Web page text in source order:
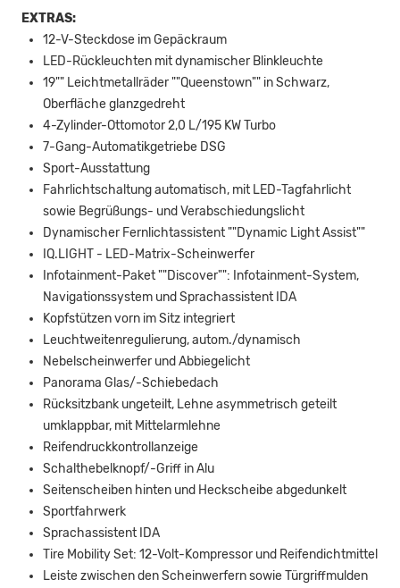
EXTRAS:
12-V-Steckdose im Gepäckraum
LED-Rückleuchten mit dynamischer Blinkleuchte
19"" Leichtmetallräder ""Queenstown"" in Schwarz,
Oberfläche glanzgedreht
4-Zylinder-Ottomotor 2,0 L/195 KW Turbo
7-Gang-Automatikgetriebe DSG
Sport-Ausstattung
Fahrlichtschaltung automatisch, mit LED-Tagfahrlicht
sowie Begrüßungs- und Verabschiedungslicht
Dynamischer Fernlichtassistent ""Dynamic Light Assist""
IQ.LIGHT - LED-Matrix-Scheinwerfer
Infotainment-Paket ""Discover"": Infotainment-System,
Navigationssystem und Sprachassistent IDA
Kopfstützen vorn im Sitz integriert
Leuchtweitenregulierung, autom./dynamisch
Nebelscheinwerfer und Abbiegelicht
Panorama Glas/-Schiebedach
Rücksitzbank ungeteilt, Lehne asymmetrisch geteilt
umklappbar, mit Mittelarmlehne
Reifendruckkontrollanzeige
Schalthebelknopf/-Griff in Alu
Seitenscheiben hinten und Heckscheibe abgedunkelt
Sportfahrwerk
Sprachassistent IDA
Tire Mobility Set: 12-Volt-Kompressor und Reifendichtmittel
Leiste zwischen den Scheinwerfern sowie Türgriffmulden